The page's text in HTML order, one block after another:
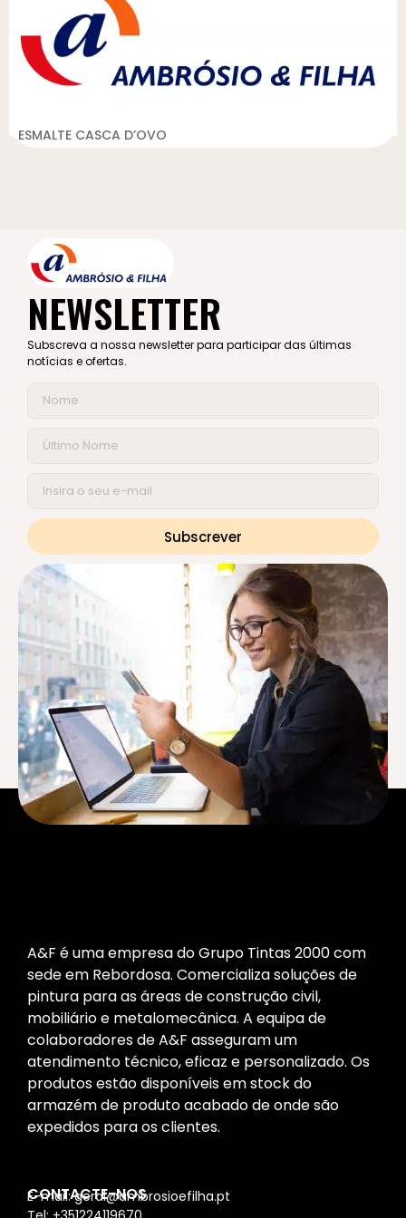
ESMALTE CASCA D’OVO
NEWSLETTER
Subscreva a nossa newsletter para participar das últimas
notícias e ofertas.
Subscrever
A&F é uma empresa do Grupo Tintas 2000 com
sede em Rebordosa. Comercializa soluções de
pintura para as áreas de construção civil,
mobiliário e metalomecânica. A equipa de
colaboradores de A&F asseguram um
atendimento técnico, eficaz e personalizado. Os
produtos estão disponíveis em stock do
armazém de produto acabado de onde são
expedidos para os clientes.
CONTACTE-NOS
E-mail: geral@ambrosioefilha.pt